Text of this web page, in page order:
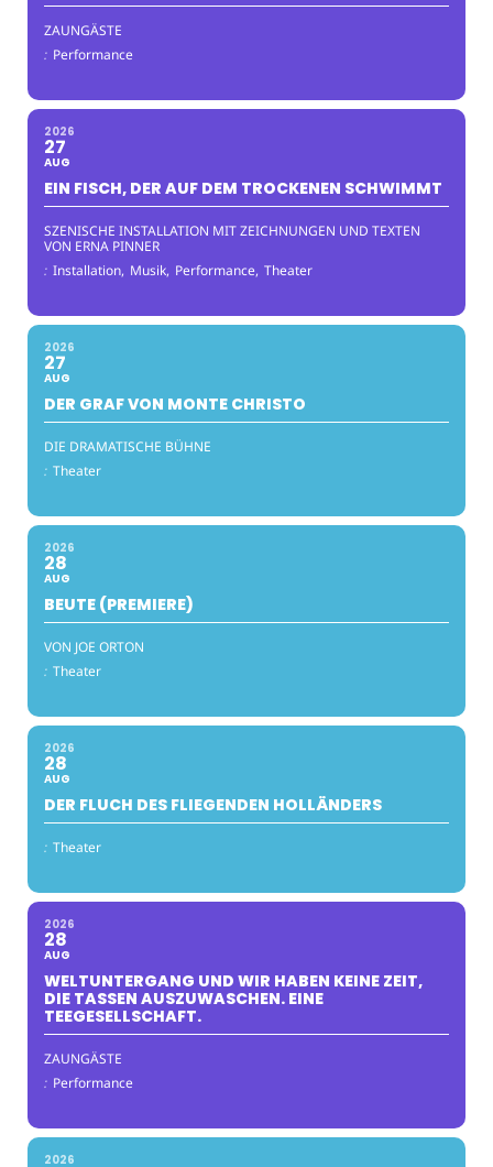
ZAUNGÄSTE
: Performance
2026
27
AUG
EIN FISCH, DER AUF DEM TROCKENEN SCHWIMMT
SZENISCHE INSTALLATION MIT ZEICHNUNGEN UND TEXTEN
VON ERNA PINNER
: Installation, Musik, Performance, Theater
2026
27
AUG
DER GRAF VON MONTE CHRISTO
DIE DRAMATISCHE BÜHNE
: Theater
2026
28
AUG
BEUTE (PREMIERE)
VON JOE ORTON
: Theater
2026
28
AUG
DER FLUCH DES FLIEGENDEN HOLLÄNDERS
: Theater
2026
28
AUG
WELTUNTERGANG UND WIR HABEN KEINE ZEIT,
DIE TASSEN AUSZUWASCHEN. EINE
TEEGESELLSCHAFT.
ZAUNGÄSTE
: Performance
2026